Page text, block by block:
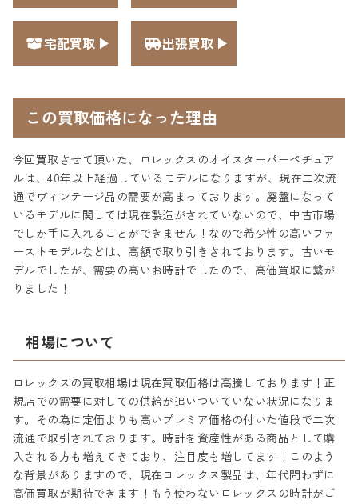
宅配買取 出張買取
この買取価格になった理由
今回買取させて頂いた、ロレックスのオイスターパーペチュア
ルは、40年以上経過しているモデルになりますが、現在二次流
通でヴィンテージ品の需要が高まっております。廃盤になって
いるモデルに関しては現在製造がされていないので、中古市場
でしか手に入れることができません！なので希少性の高いファ
ーストモデルなどは、高額で取り引きされております。古いモ
デルでしたが、需要の高いお時計でしたので、高価買取に繋が
りました！
相場について
ロレックスの買取相場は現在買取価格は高騰しております！正
規店での需要に対しての供給が追いついていない状況になりま
す。その為に定価よりも高いプレミア価格の付いた値段で二次
流通で取引されております。時計を資産性がある商品として購
入される方も増えてきており、注目度も増してます！このよう
な背景がありますので、現在ロレックス製品は、年代問わずに
高価買取が期待できます！もう使わないロレックスの時計がご